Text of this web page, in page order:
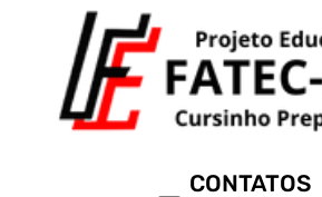
CONTATOS